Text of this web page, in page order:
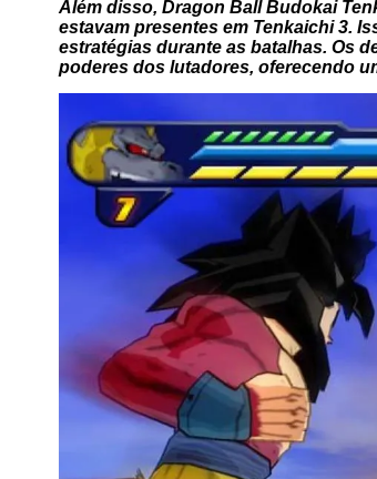
Além disso, Dragon Ball Budokai
estavam presentes em Tenkaichi 3.
estratégias durante as batalhas. Os
poderes dos lutadores, oferecendo